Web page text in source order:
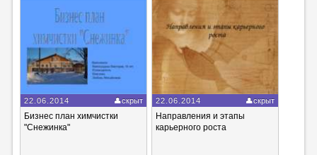
22.06.2014 скрыт
Бизнес план химчистки
"Снежинка"
22.06.2014 скрыт
Направления и этапы
карьерного роста